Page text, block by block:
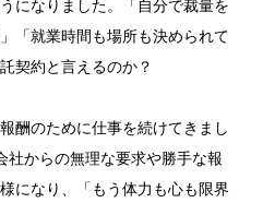
になりました。「自分で裁量を
「就業時間も場所も決められて
契約と言えるのか？
酬のために仕事を続けてきまし
社からの無理な要求や勝手な報
になり、「もう体力も心も限界